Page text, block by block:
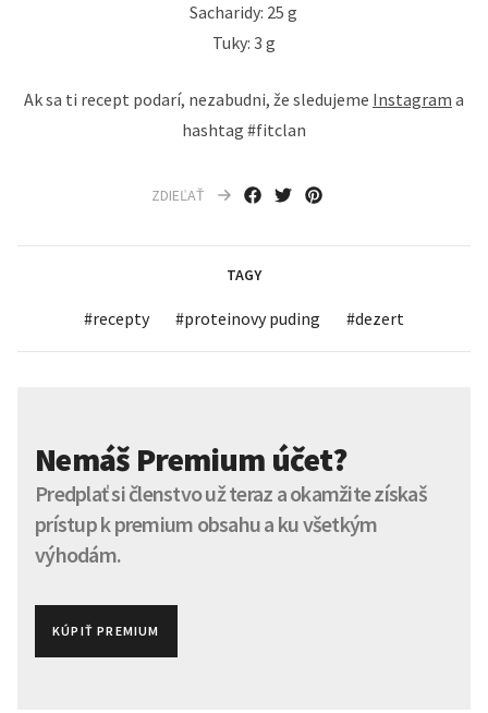
Sacharidy: 25 g
Tuky: 3 g
Ak sa ti recept podarí, nezabudni, že sledujeme Instagram a
hashtag #fitclan
ZDIEĽAŤ
TAGY
#recepty #proteinovy puding #dezert
Nemáš Premium účet?
Predplať si členstvo už teraz a okamžite získaš
prístup k premium obsahu a ku všetkým
výhodám.
KÚPIŤ PREMIUM